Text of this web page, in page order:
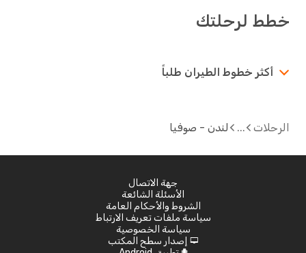
خطط لرحلتك
أكثر خطوط الطيران طلباً
الرحلات لندن - صوفيا
جهة الاتصال
الأسئلة الشائعة
الشروط والأحكام العامة
سياسة ملفات تعريف الارتباط
سياسة الخصوصية
d إصدار سطح المكتب